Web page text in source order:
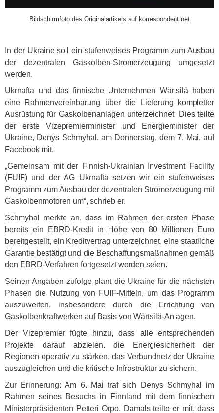
Bildschirmfoto des Originalartikels auf korrespondent.net
In der Ukraine soll ein stufenweises Programm zum Ausbau
der dezentralen Gaskolben-Stromerzeugung umgesetzt
werden.
Ukrnafta und das finnische Unternehmen Wärtsilä haben
eine Rahmenvereinbarung über die Lieferung kompletter
Ausrüstung für Gaskolbenanlagen unterzeichnet. Dies teilte
der erste Vizepremierminister und Energieminister der
Ukraine, Denys Schmyhal, am Donnerstag, dem 7. Mai, auf
Facebook mit.
„Gemeinsam mit der Finnish-Ukrainian Investment Facility
(FUIF) und der AG Ukrnafta setzen wir ein stufenweises
Programm zum Ausbau der dezentralen Stromerzeugung mit
Gaskolbenmotoren um“, schrieb er.
Schmyhal merkte an, dass im Rahmen der ersten Phase
bereits ein
EBRD-Kredit in Höhe von 80 Millionen Euro
bereitgestellt, ein Kreditvertrag unterzeichnet, eine staatliche
Garantie bestätigt und die Beschaffungsmaßnahmen gemäß
den EBRD-Verfahren fortgesetzt worden seien.
Seinen Angaben zufolge plant die Ukraine für die nächsten
Phasen die Nutzung von FUIF-Mitteln, um das Programm
auszuweiten, insbesondere durch die Errichtung von
Gaskolbenkraftwerken auf Basis von Wärtsilä-Anlagen.
Der Vizepremier fügte hinzu, dass alle entsprechenden
Projekte darauf abzielen, die Energiesicherheit der
Regionen operativ zu stärken, das Verbundnetz der Ukraine
auszugleichen und die kritische Infrastruktur zu sichern.
Zur Erinnerung: Am 6. Mai traf sich Denys Schmyhal im
Rahmen seines Besuchs in Finnland mit dem finnischen
Ministerpräsidenten Petteri Orpo. Damals teilte er mit, dass